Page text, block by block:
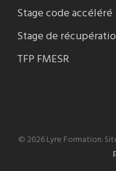
Stage code accéléré
Stage de
TFP FMESR
© 2026 Lyre Formation.